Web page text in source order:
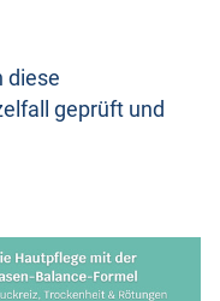
diese
geprüft und